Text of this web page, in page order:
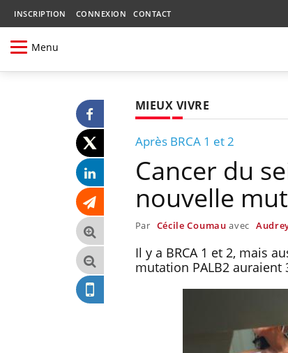
INSCRIPTION CONNEXION CONTACT
Menu
MIEUX VIVRE
Après BRCA 1 et 2
Cancer du
nouvelle
Par Cécile Coumau avec
Il y a BRCA 1 et 2, mais
mutation PALB2